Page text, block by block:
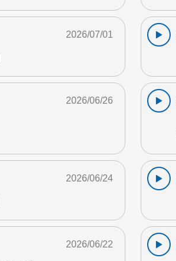
2026/07/01
2026/06/26
2026/06/24
2026/06/22